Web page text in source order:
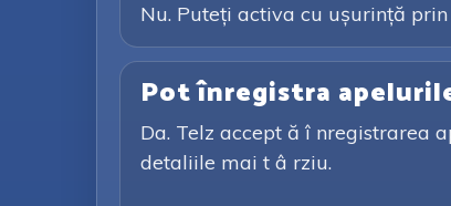
Nu. Puteți activa cu ușurință
Pot înregistra
Da. Telz accept ă î nregistrarea
detaliile mai t â rziu.